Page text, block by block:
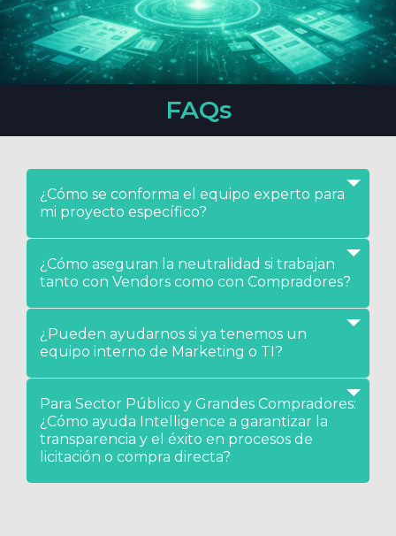
FAQs
¿Cómo se conforma el equipo experto para
mi proyecto específico?
¿Cómo aseguran la neutralidad si trabajan
tanto con Vendors como con Compradores?
¿Pueden ayudarnos si ya tenemos un
equipo interno de Marketing o TI?
Para Sector Público y Grandes Compradores:
¿Cómo ayuda Intelligence a garantizar la
transparencia y el éxito en procesos de
licitación o compra directa?